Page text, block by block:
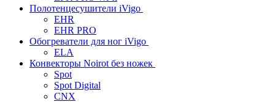
Полотенцесушители iVigo
EHR
EHR PRO
Обогреватели для ног iVigo
ELA
Конвекторы Noirot без ножек
Spot
Spot Digital
CNX